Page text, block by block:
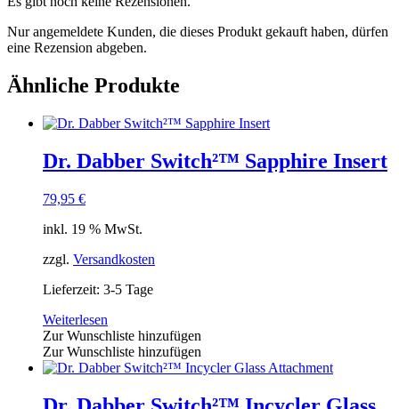
Nur angemeldete Kunden, die dieses Produkt gekauft haben, dürfen
eine Rezension abgeben.
Ähnliche Produkte
Dr. Dabber Switch²™ Sapphire Insert
79,95 €
inkl. 19 % MwSt.
zzgl. Versandkosten
Lieferzeit: 3-5 Tage
Weiterlesen
Zur Wunschliste hinzufügen
Zur Wunschliste hinzufügen